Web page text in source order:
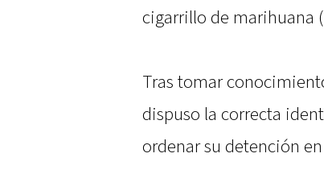
cigarrillo de marihuana
Tras tomar
dispuso la correcta
ordenar su detención